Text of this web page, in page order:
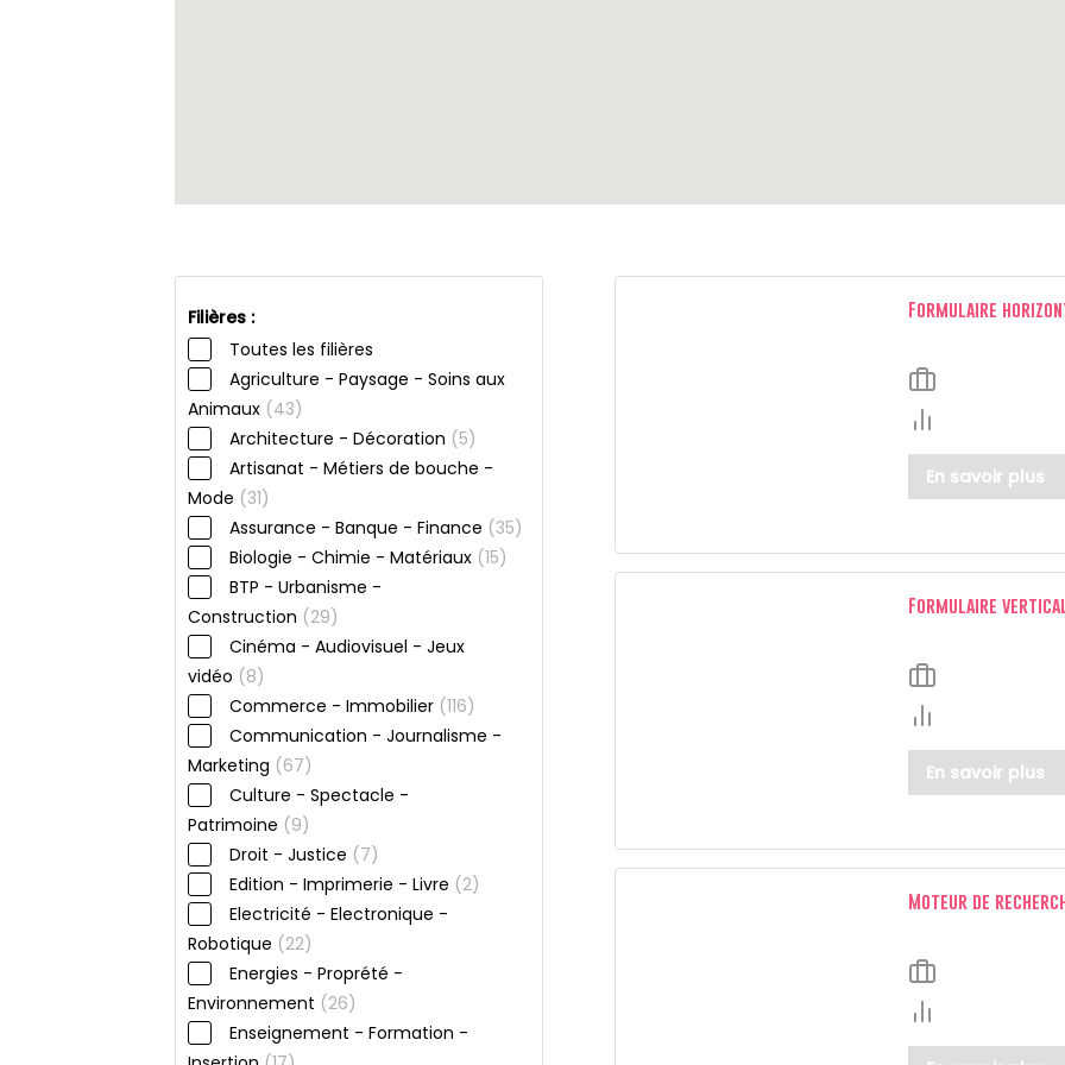
Filières :
Toutes les filières
Agriculture - Paysage - Soins aux
Animaux (43)
Architecture - Décoration (5)
Artisanat - Métiers de bouche -
Mode (31)
Assurance - Banque - Finance (35)
Biologie - Chimie - Matériaux (15)
BTP - Urbanisme -
Construction (29)
Cinéma - Audiovisuel - Jeux
vidéo (8)
Commerce - Immobilier (116)
Communication - Journalisme -
Marketing (67)
Culture - Spectacle -
Patrimoine (9)
Droit - Justice (7)
Edition - Imprimerie - Livre (2)
Electricité - Electronique -
Robotique (22)
Energies - Proprété -
Environnement (26)
Enseignement - Formation -
Formulaire
En savoir plus
Formulaire
En savoir plus
Moteur de